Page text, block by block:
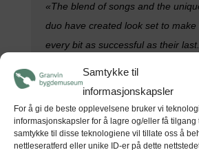
Samtykke til
informasjonskapsler
For å gi de beste opplevelsene bruker vi
informasjonskapsler for å lagre og/eller få
samtykke til disse teknologiene vil tillate oss å
nettleseratferd eller unike ID-er på dette
«The blend of songs and the
duo have created look set to make
every bit as successful as their
«ChasingSunsets»
tre originalkomposisjonar kvar, tolkar
kjende låtar frå verdas
ynskje om å setje eit personleg preg
å tilføre coverversjonane noko nytt
ikkje hadde tidlegare.